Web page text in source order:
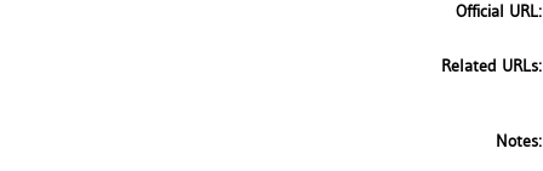
Official URL:
Related URLs:
Notes: